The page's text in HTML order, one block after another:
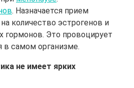
. Назначается прием
количество эстрогенов и
гормонов. Это провоцирует
в самом организме.
не имеет ярких